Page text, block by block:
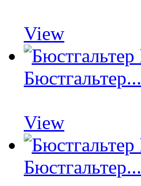
View
Бюстгальтер...
View
Бюстгальтер...